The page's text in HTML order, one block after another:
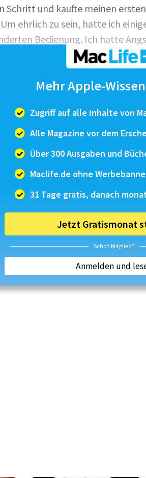
Schritt und kaufte meinen
ehrlich zu sein, hatte ich
Bedienung. Ich hatte
(Clouds waren damals noch
Es dauerte also
zu sein, ich machte mich für
Windows-Rec...
Mehr Apple-
Zugriff auf alle Inhalte von
Alle Magazine vor dem
Über 300 Ausgaben und
Maclife.de ohne
31 Tage gratis, danach
Jetzt Gratismonat
Schon Mitglied?
Anmelden und